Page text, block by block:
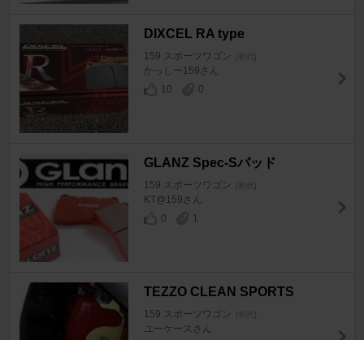
DIXCEL RA type
159 スポーツワゴン [初代]
かっしー159さん
10
0
GLANZ Spec-Sパッド
159 スポーツワゴン [初代]
KT@159さん
0
1
TEZZO CLEAN SPORTS
159 スポーツワゴン [初代]
ユーケースさん